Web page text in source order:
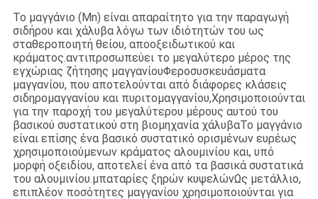
Το μαγγάνιο (Mn) είναι απαραίτητο για την παραγωγή
σιδήρου και χάλυβα λόγω των ιδιότητών του ως
σταθεροποιητή θείου, αποοξειδωτικού και
κράματος.αντιπροσωπεύει το μεγαλύτερο μέρος της
εγχώριας ζήτησης μαγγανίουΦεροσυσκευάσματα
μαγγανίου, που αποτελούνται από διάφορες κλάσεις
σιδηρομαγγανίου και πυριτομαγγανίου,Χρησιμοποιούνται
για την παροχή του μεγαλύτερου μέρους αυτού του
βασικού συστατικού στη βιομηχανία χάλυβαΤο μαγγάνιο
είναι επίσης ένα βασικό συστατικό ορισμένων ευρέως
χρησιμοποιούμενων κράματος αλουμινίου και, υπό
μορφή οξειδίου, αποτελεί ένα από τα βασικά συστατικά
του αλουμινίου.μπαταρίες ξηρών κυψελώνΩς μετάλλιο,
επιπλέον ποσότητες μαγγανίου χρησιμοποιούνται για